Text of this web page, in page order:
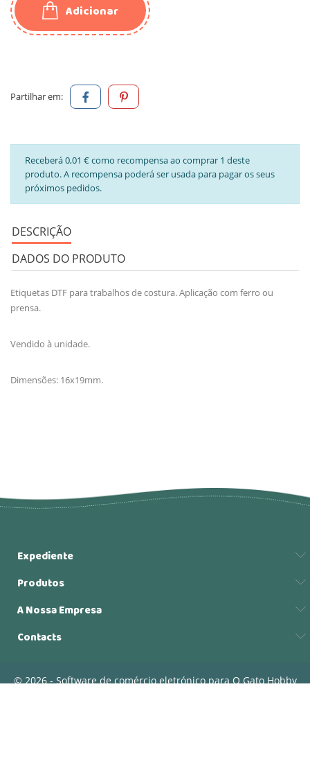
Adicionar
Partilhar em:
Receberá 0,01 € como recompensa ao comprar 1 deste
produto. A recompensa poderá ser usada para pagar os seus
próximos pedidos.
DESCRIÇÃO
DADOS DO PRODUTO
Etiquetas DTF para trabalhos de costura. Aplicação com ferro ou
prensa.
Vendido à unidade.
Dimensões: 16x19mm.
Expediente
Produtos
A Nossa Empresa
Contacts
© 2026 - Software de comércio eletrónico para O Gato Hobby